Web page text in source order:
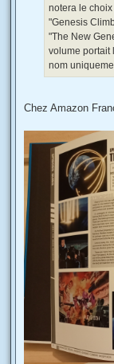
notera le
"Genesis
"The New
volume portait
nom
Chez Amazon